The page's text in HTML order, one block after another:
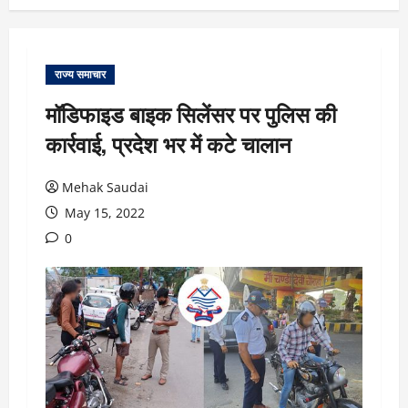
राज्य समाचार
मॉडिफाइड बाइक सिलेंसर पर पुलिस की
कार्रवाई, प्रदेश भर में कटे चालान
Mehak Saudai
May 15, 2022
0